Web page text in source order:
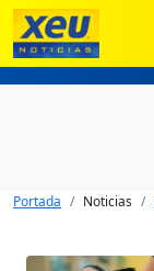
Portada Noticias